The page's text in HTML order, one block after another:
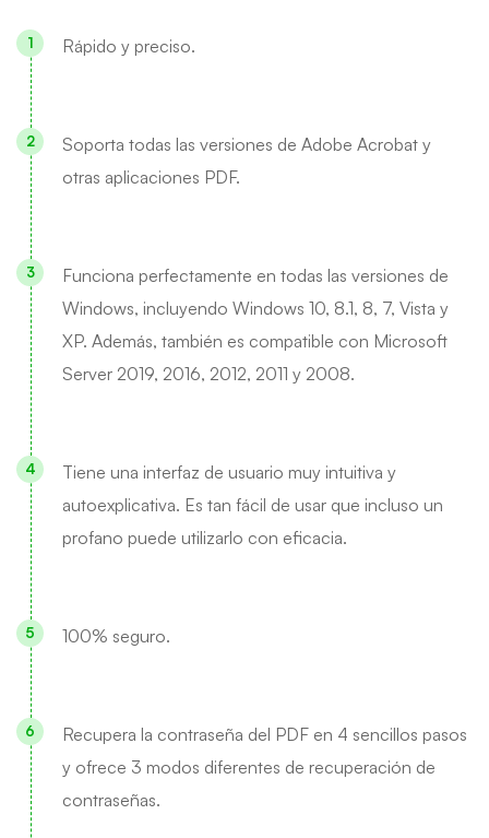
Rápido y preciso.
Soporta todas las versiones de Adobe Acrobat y
otras aplicaciones PDF.
Funciona perfectamente en todas las versiones de
Windows, incluyendo Windows 10, 8.1, 8, 7, Vista y
XP. Además, también es compatible con Microsoft
Server 2019, 2016, 2012, 2011 y 2008.
Tiene una interfaz de usuario muy intuitiva y
autoexplicativa. Es tan fácil de usar que incluso un
profano puede utilizarlo con eficacia.
100% seguro.
Recupera la contraseña del PDF en 4 sencillos pasos
y ofrece 3 modos diferentes de recuperación de
contraseñas.